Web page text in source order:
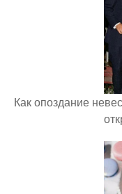
Как опоздание